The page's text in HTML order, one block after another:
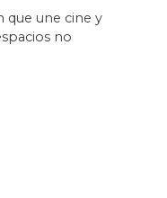
que une cine y
no